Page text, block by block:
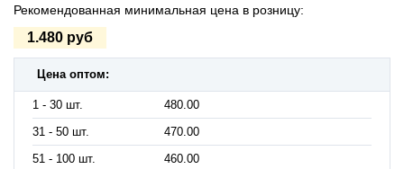
Рекомендованная минимальная цена в розницу:
1.480 руб
Цена оптом:
1 - 30 шт.
480.00
31 - 50 шт.
470.00
51 - 100 шт.
460.00